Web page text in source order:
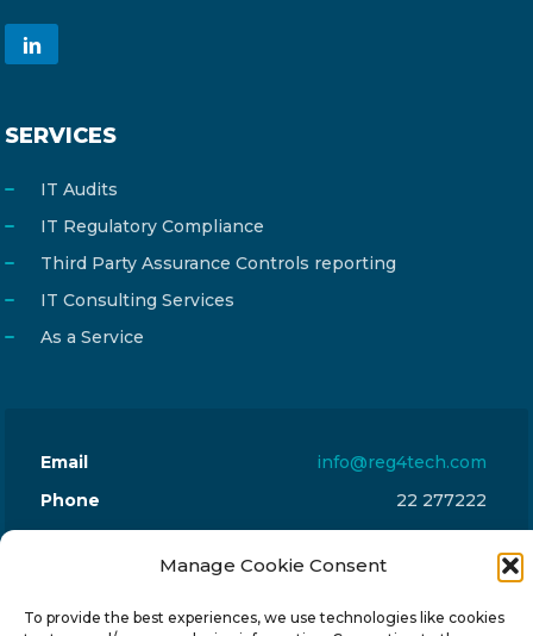
Manage Cookie Consent
To provide the best experiences, we use technologies like cookies
SERVICES
IT Audits
IT Regulatory Compliance
Third Party Assurance Controls reporting
IT Consulting Services
As a Service
Email
info@reg4tech.com
Phone
22 277222
Address
24 Pireaus street, 3rd floor
2023 Strovolos, Nicosia, Cyprus